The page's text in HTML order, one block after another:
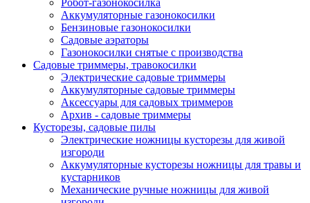
Робот-газонокосилка
Аккумуляторные газонокосилки
Бензиновые газонокосилки
Садовые аэраторы
Газонокосилки снятые с производства
Садовые триммеры, травокосилки
Электрические садовые триммеры
Аккумуляторные садовые триммеры
Аксессуары для садовых триммеров
Архив - садовые триммеры
Кусторезы, садовые пилы
Электрические ножницы кусторезы для живой
изгороди
Аккумуляторные кусторезы ножницы для травы и
кустарников
Механические ручные ножницы для живой